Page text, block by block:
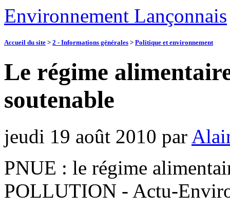
Environnement Lançonnais
Accueil du site > 2 - Informations générales > Politique et environnement
Le régime
soutenable
jeudi 19 août 2010 par
PNUE : le régime
POLLUTION - Actu-